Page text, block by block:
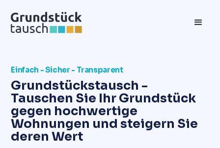
Einfach - Sicher - Transparent
Grundstückstausch -
Tauschen Sie Ihr Grundstück
gegen hochwertige
Wohnungen und steigern Sie
deren Wert